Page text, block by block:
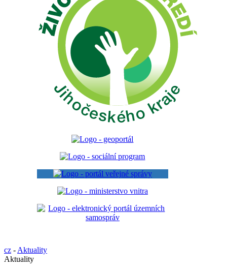
cz - Aktuality
Aktuality